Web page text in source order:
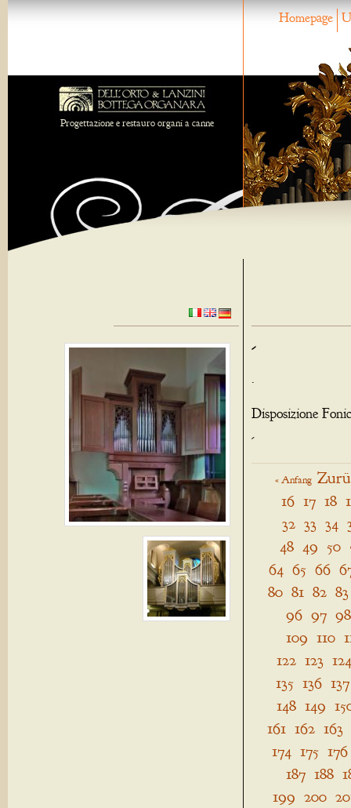
Homepage
Progettazione e restauro organi a canne
-
.
Disposizione
-
« Anfang
16 17 18
32 33 34
48 49 50
64 65 66
80 81 82 83
96 97 98
109 110
122 123 124
135 136 137
148 149
161 162 163
174 175 176
187 188
199 200